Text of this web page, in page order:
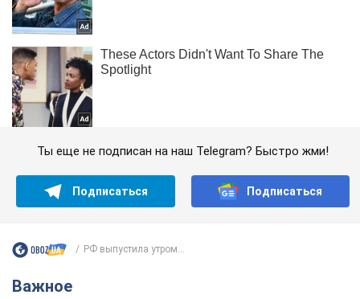
Ты еще не подписан на наш Telegram? Быстро жми!
Подписаться Подписаться
РФ выпустила утром...
Важное